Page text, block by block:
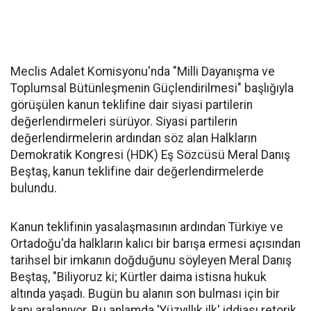
Meclis Adalet Komisyonu'nda "Milli Dayanışma ve
Toplumsal Bütünleşmenin Güçlendirilmesi" başlığıyla
görüşülen kanun teklifine dair siyasi partilerin
değerlendirmeleri sürüyor. Siyasi partilerin
değerlendirmelerin ardından söz alan Halkların
Demokratik Kongresi (HDK) Eş Sözcüsü Meral Danış
Beştaş, kanun teklifine dair değerlendirmelerde
bulundu.
Kanun teklifinin yasalaşmasının ardından Türkiye ve
Ortadoğu'da halkların kalıcı bir barışa ermesi açısından
tarihsel bir imkanın doğduğunu söyleyen Meral Danış
Beştaş, "Biliyoruz ki; Kürtler daima istisna hukuk
altında yaşadı. Bugün bu alanın son bulması için bir